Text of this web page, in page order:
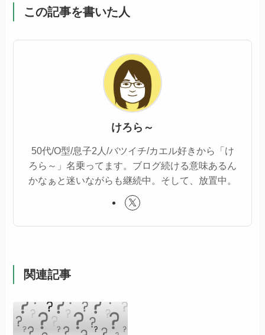
この記事を書いた人
けろら～
50代/O型/息子2人/バツイチ/カエル好きから「け
ろら～」名乗ってます。ブログ続ける意味あるん
かなぁと迷いながらも継続中。そして、放置中。
関連記事